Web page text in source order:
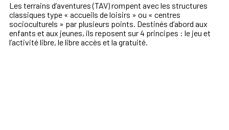
Les terrains d’aventures (TAV) rompent avec les structures
classiques type « accueils de loisirs » ou « centres
socioculturels » par plusieurs points. Destinés d’abord aux
enfants et aux jeunes, ils reposent sur 4 principes : le jeu et
l’activité libre, le libre accès et la gratuité.